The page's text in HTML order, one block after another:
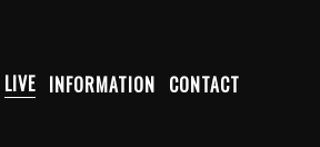
LIVE INFORMATION CONTACT